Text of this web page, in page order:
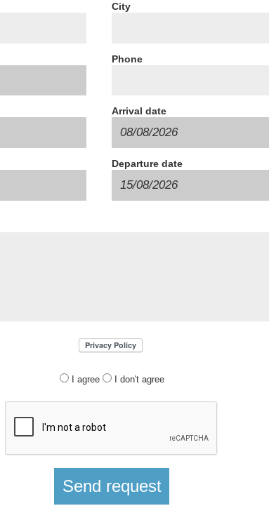
City
Phone
Arrival date
Departure date
I agree I don't agree